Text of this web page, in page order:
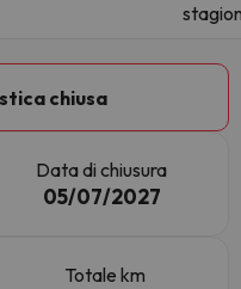
chiusa
Data di chiusura
05/07/2027
Totale km